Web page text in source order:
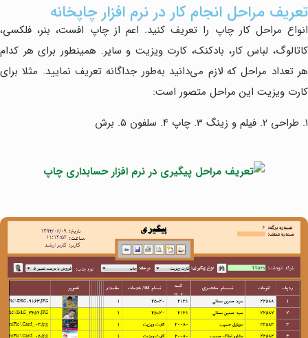
تعریف مراحل انجام کار در نرم افزار چاپخانه
انواع مراحل کار چاپ را تعریف کنید. اعم از چاپ افست، بنر، فلکسی،
کاتالوگ، لباس کار، بادکنک، کارت ویزیت و سایر. همینطور برای هر کدام
هر تعداد مراحل که لازم می‌دانید به‌طور جداگانه تعریف نمایید. مثلا برای
کارت ویزیت این مراحل متصور است:
1. طراحی 2. فیلم و زینگ 3. چاپ 4. سلفون 5. برش